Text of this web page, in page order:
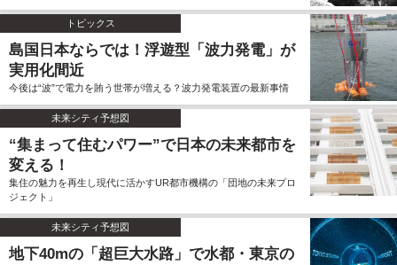
トピックス
島国日本ならでは！浮遊型「波力発電」が
実用化間近
今後は“波”で電力を賄う世帯が増える？波力発電装置の最新事情
未来シティ予想図
“集まって住むパワー”で日本の未来都市を
変える！
集住の魅力を再生し現代に活かすUR都市機構の「団地の未来プロ
ジェクト」
未来シティ予想図
地下40mの「超巨大水路」で水都・東京の